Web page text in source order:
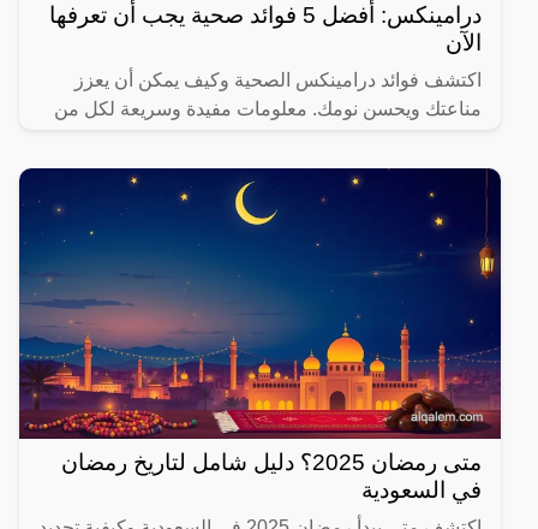
درامينكس: أفضل 5 فوائد صحية يجب أن تعرفها
الآن
اكتشف فوائد درامينكس الصحية وكيف يمكن أن يعزز
مناعتك ويحسن نومك. معلومات مفيدة وسريعة لكل من
متى رمضان 2025؟ دليل شامل لتاريخ رمضان
في السعودية